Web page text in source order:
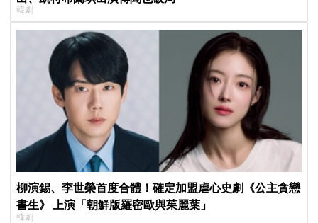
韓劇
柳演錫、李世榮首度合體！確定加盟虐心史劇《公主貪戀
書生》 上演「朝鮮版羅密歐與茱麗葉」
韓劇